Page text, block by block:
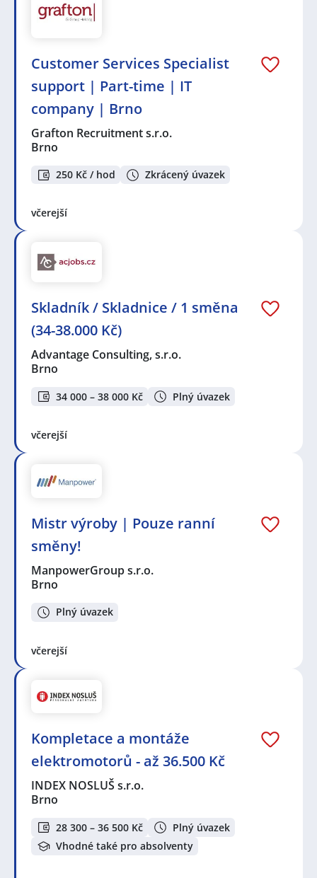
Customer Services Specialist
support | Part-time | IT
company | Brno
Grafton Recruitment s.r.o.
Brno
250 Kč / hod Zkrácený úvazek
včerejší
Skladník / Skladnice / 1 směna
(34-38.000 Kč)
Advantage Consulting, s.r.o.
Brno
34 000 – 38 000 Kč Plný úvazek
včerejší
Mistr výroby | Pouze ranní
směny!
ManpowerGroup s.r.o.
Brno
Plný úvazek
včerejší
Kompletace a montáže
elektromotorů - až 36.500 Kč
INDEX NOSLUŠ s.r.o.
Brno
28 300 – 36 500 Kč
Plný úvazek
Vhodné také pro absolventy